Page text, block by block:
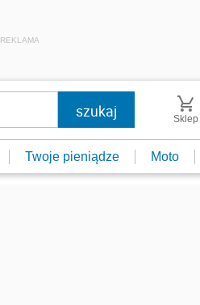
REKLAMA
Sklep
Twoje pieniądze Moto